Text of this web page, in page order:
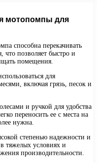
мотопомпы для
способна перекачивать
что позволяет быстро и
помещения.
для
включая грязь, песок и
и ручкой для удобства
переносить ее с места на
нужна.
степенью надежности и
тяжелых условиях и
производительности.